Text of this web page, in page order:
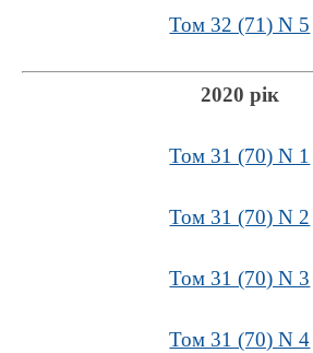
Том 32 (71) N 5
2020 рік
Том 31 (70) N 1
Том 31 (70) N 2
Том 31 (70) N 3
Том 31 (70) N 4